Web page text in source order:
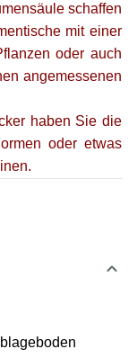
schaffen
mit einer
oder auch
angemessenen
haben Sie die
oder etwas